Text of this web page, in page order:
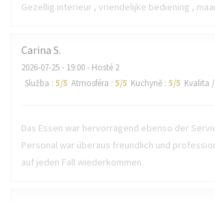
Gezellig interieur , vriendelijke bediening ,
Carina S
2026-07-25- 19:00 - Hosté 2
Služba : 5/5 Atmosféra : 5/5 Kuchyně : 5/5 Kvalita
Das Essen war hervorragend ebenso der
Personal war überaus freundlich und
auf jeden Fall wiederkommen.